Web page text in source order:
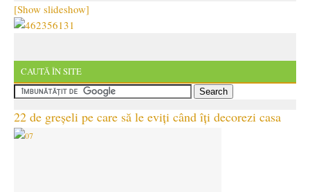
[Show slideshow]
CAUTĂ ÎN SITE
22 de greșeli pe care să le eviți când îți decorezi casa